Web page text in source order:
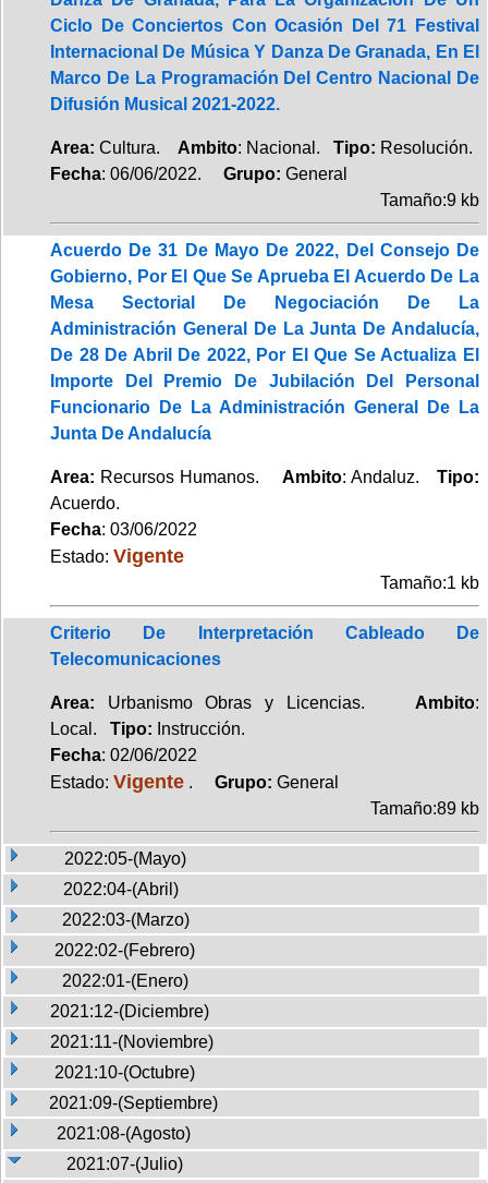
Ciclo De Conciertos Con Ocasión Del 71 Festival
Internacional De Música Y Danza De Granada, En El
Marco De La Programación Del Centro Nacional De
Difusión Musical 2021-2022.
Area: Cultura. Ambito: Nacional. Tipo: Resolución.
Fecha: 06/06/2022. Grupo: General
Tamaño:9 kb
Acuerdo De 31 De Mayo De 2022, Del Consejo De
Gobierno, Por El Que Se Aprueba El Acuerdo De La
Mesa Sectorial De Negociación De La
Administración General De La Junta De Andalucía,
De 28 De Abril De 2022, Por El Que Se Actualiza El
Importe Del Premio De Jubilación Del Personal
Funcionario De La Administración General De La
Junta De Andalucía
Area: Recursos Humanos.Ambito: Andaluz.Tipo:
Acuerdo.
Fecha: 03/06/2022
Estado: Vigente
Tamaño:1 kb
Criterio De Interpretación Cableado De
Telecomunicaciones
Area: Urbanismo Obras y Licencias. Ambito:
Local. Tipo: Instrucción.
Fecha: 02/06/2022
Estado: Vigente . Grupo: General
Tamaño:89 kb
2022:05-(Mayo)
2022:04-(Abril)
2022:03-(Marzo)
2022:02-(Febrero)
2022:01-(Enero)
2021:12-(Diciembre)
2021:11-(Noviembre)
2021:10-(Octubre)
2021:09-(Septiembre)
2021:08-(Agosto)
2021:07-(Julio)